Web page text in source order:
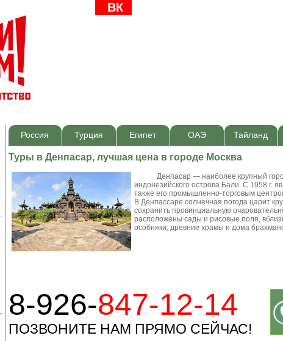
Россия Турция Египет ОАЭ Тайланд
Туры в Денпасар, лучшая цена в городе Москва
Денпасар — наиболее крупный
индонезийского острова Бали. С 1958 г.
также его промышленно-торговым
В Денпассаре солнечная погода царит
сохранить провинциальную
расположены сады и рисовые поля,
особняки, древние храмы и дома
8-926-847-12-14
ПОЗВОНИТЕ НАМ ПРЯМО СЕЙЧАС!
ВК